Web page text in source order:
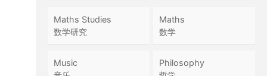
Maths Studies
数学研究
Maths
数学
Music
Philosophy